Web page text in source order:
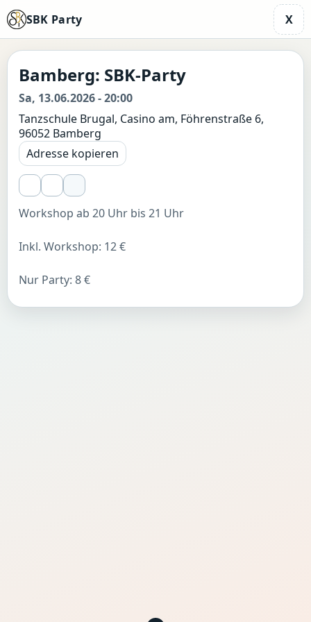
SBK Party X
Bamberg: SBK-Party
Sa, 13.06.2026 - 20:00
Tanzschule Brugal, Casino am, Föhrenstraße 6,
96052 Bamberg
Adresse kopieren
Workshop ab 20 Uhr bis 21 Uhr
Inkl. Workshop: 12 €
Nur Party: 8 €